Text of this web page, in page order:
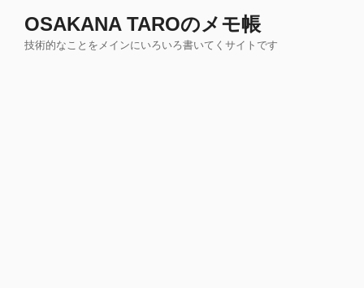
OSAKANA TAROのメモ帳
技術的なことをメインにいろいろ書いてくサイトです